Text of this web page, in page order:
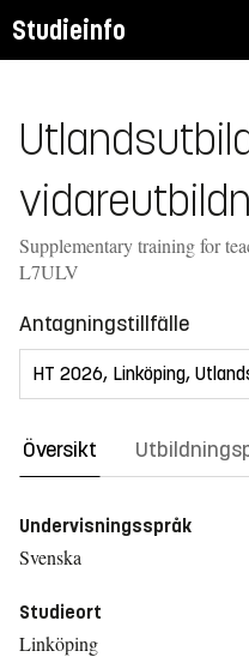
Studieinfo
Supplementary training for
L7ULV
Antagningstillfälle
Översikt
Undervisningsspråk
Svenska
Studieort
Linköping